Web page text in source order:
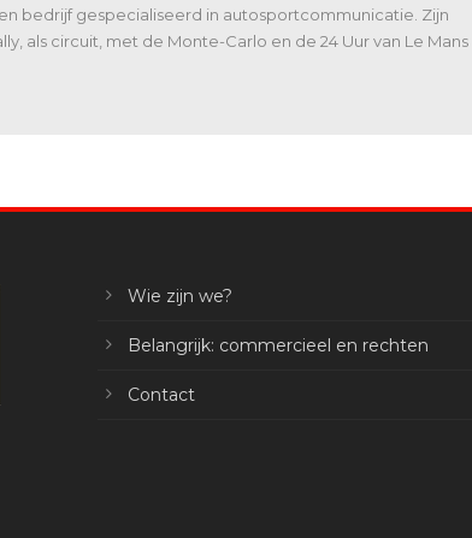
bedrijf gespecialiseerd in autosportcommunicatie. Zijn
als circuit, met de Monte-Carlo en de 24 Uur van Le Mans
Wie zijn we?
Belangrijk: commercieel en rechten
Contact